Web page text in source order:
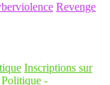
Revenge
Inscriptions sur
Politique -